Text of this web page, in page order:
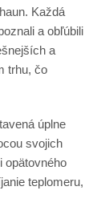
Každá
a obľúbili
a
trhu, čo
úplne
svojich
opätovného
teplomeru,